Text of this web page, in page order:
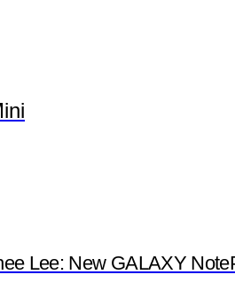
Lee: New GALAXY